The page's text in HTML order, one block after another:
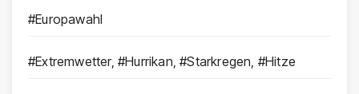
#Europawahl
#Extremwetter, #Hurrikan, #Starkregen, #Hitze